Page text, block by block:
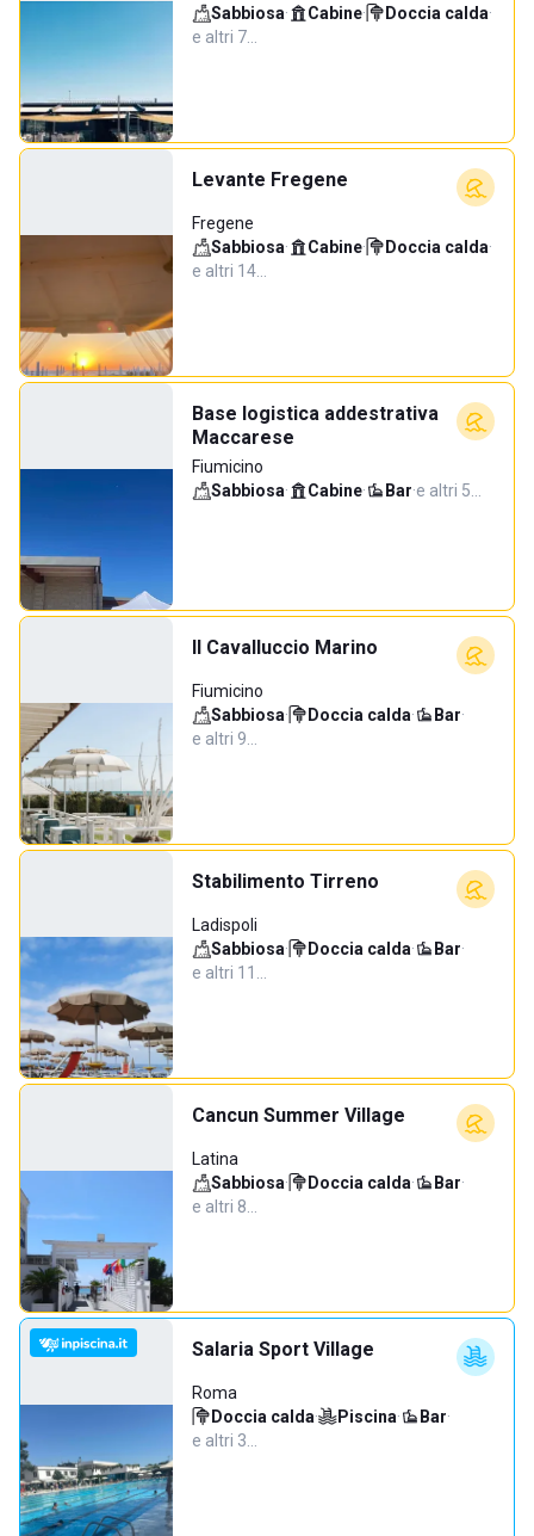
Sabbiosa· Cabine· Doccia calda·
e altri 7…
Levante Fregene
Fregene
Sabbiosa· Cabine· Doccia calda·
e altri 14…
Base logistica addestrativa
Maccarese
Fiumicino
Sabbiosa· Cabine· Bar·e altri 5…
Il Cavalluccio Marino
Fiumicino
Sabbiosa· Doccia calda· Bar·
e altri 9…
Stabilimento Tirreno
Ladispoli
Sabbiosa· Doccia calda· Bar·
e altri 11…
Cancun Summer Village
Latina
Sabbiosa· Doccia calda· Bar·
e altri 8…
Salaria Sport Village
Roma
Doccia calda· Piscina· Bar·
e altri 3…